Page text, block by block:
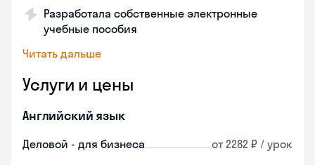
Разработала собственные электронные
учебные пособия
Читать дальше
Услуги и цены
Английский язык
Деловой - для бизнеса от 2282 ₽ / урок